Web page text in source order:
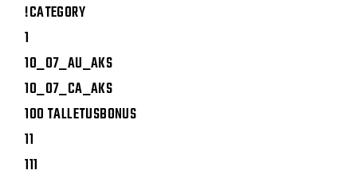
!CATEGORY
1
10_07_AU_AKS
10_07_CA_AKS
100 TALLETUSBONUS
11
111